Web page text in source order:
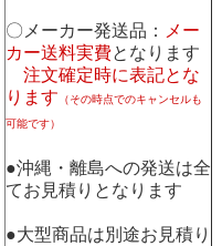
〇メーカー発送品：
メー
カー送料実費となります
注文確定時に表記とな
ります （その時点でのキャンセルも
可能です）
●沖縄・離島への発送は全
てお見積りとなります
●大型商品は別途お見積り